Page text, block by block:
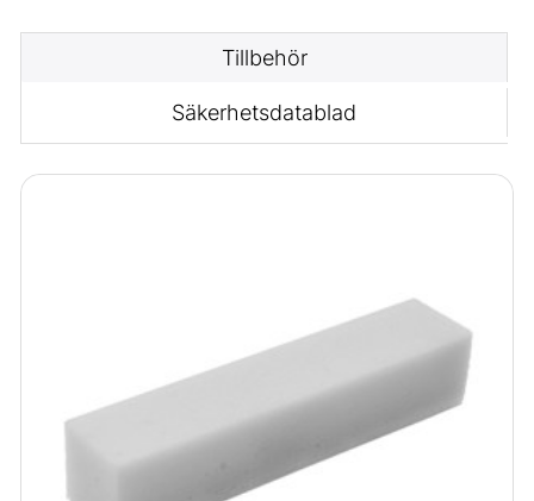
Tillbehör
Säkerhetsdatablad